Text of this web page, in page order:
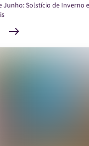
Junho: Solstício de Inverno